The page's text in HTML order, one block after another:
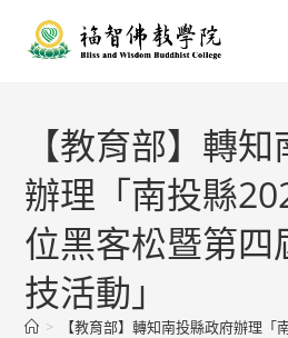
【教育部】轉
辦理「南投縣
位黑客松暨第四
技活動」
> 【教育部】轉知南投縣政府辦理